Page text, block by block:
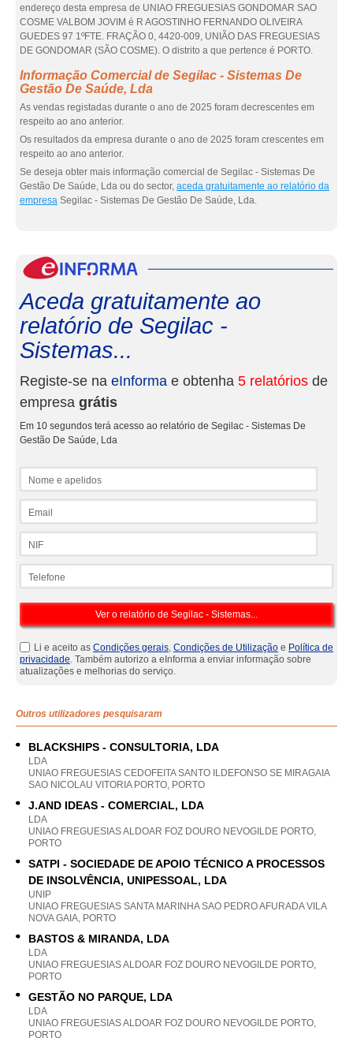
endereço desta empresa de UNIAO FREGUESIAS GONDOMAR SAO
COSME VALBOM JOVIM é R AGOSTINHO FERNANDO OLIVEIRA
GUEDES 97 1ºFTE. FRAÇÃO 0, 4420-009, UNIÃO DAS FREGUESIAS
DE GONDOMAR (SÃO COSME). O distrito a que pertence é PORTO.
Informação Comercial de Segilac - Sistemas De
Gestão De Saúde, Lda
As vendas registadas durante o ano de 2025 foram decrescentes em
respeito ao ano anterior.
Os resultados da empresa durante o ano de 2025 foram crescentes em
respeito ao ano anterior.
Se deseja obter mais informação comercial de Segilac - Sistemas De
Gestão De Saúde, Lda ou do sector, aceda gratuitamente ao relatório da
empresa Segilac - Sistemas De Gestão De Saúde, Lda.
Aceda gratuitamente ao
relatório de Segilac -
Sistemas...
Registe-se na eInforma e obtenha 5 relatórios de
empresa grátis
Em 10 segundos terá acesso ao relatório de Segilac - Sistemas De
Gestão De Saúde, Lda
Li e aceito as Condições gerais, Condições de Utilização e Política de
privacidade. Também autorizo a eInforma a enviar informação sobre
atualizações e melhorias do serviço.
Outros utilizadores pesquisaram
BLACKSHIPS - CONSULTORIA, LDA
LDA
UNIAO FREGUESIAS CEDOFEITA SANTO ILDEFONSO SE MIRAGAIA
SAO NICOLAU VITORIA PORTO, PORTO
J.AND IDEAS - COMERCIAL, LDA
LDA
UNIAO FREGUESIAS ALDOAR FOZ DOURO NEVOGILDE PORTO,
PORTO
SATPI - SOCIEDADE DE APOIO TÉCNICO A PROCESSOS
DE INSOLVÊNCIA, UNIPESSOAL, LDA
UNIP
UNIAO FREGUESIAS SANTA MARINHA SAO PEDRO AFURADA VILA
NOVA GAIA, PORTO
BASTOS & MIRANDA, LDA
LDA
UNIAO FREGUESIAS ALDOAR FOZ DOURO NEVOGILDE PORTO,
PORTO
GESTÃO NO PARQUE, LDA
LDA
UNIAO FREGUESIAS ALDOAR FOZ DOURO NEVOGILDE PORTO,
PORTO